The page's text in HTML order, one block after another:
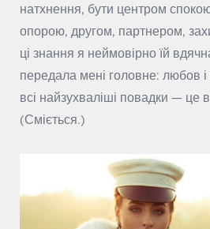
натхнення, бути центром
опорою, другом, партнером,
ці знання я неймовірно їй
передала мені головне: любов і
всі найзухваліші повадки — це в
(Сміється.)